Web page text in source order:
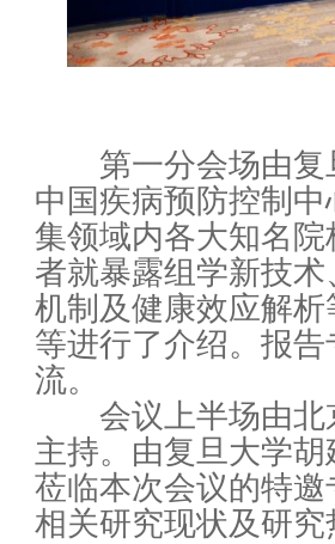
第一分会场由复
中国疾病预防控制
集领域内各大知名
者就暴露组学新技
机制及健康效应解
等进行了介绍。报
流。
会议上半场由北
主持。由复旦大学
莅临本次会议的特
相关研究现状及研究